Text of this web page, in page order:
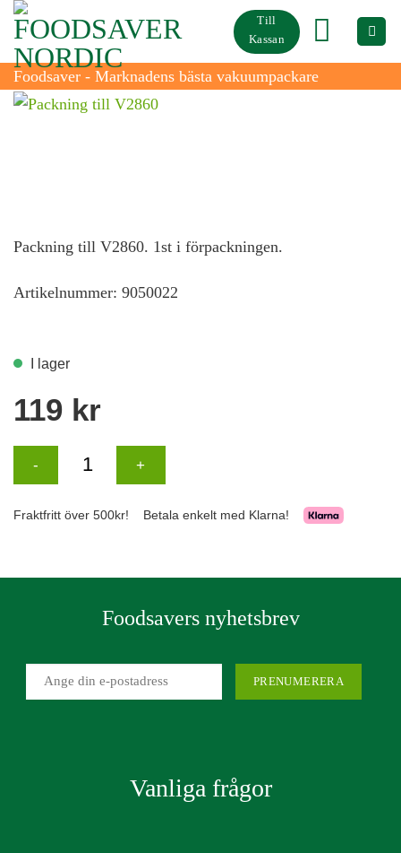
Skip
content
Till
Kassan
Foodsaver - Marknadens bästa vakuumpackare
Packning till V2860. 1st i förpackningen.
Artikelnummer: 9050022
Foodsavers nyhetsbrev
Vanliga frågor